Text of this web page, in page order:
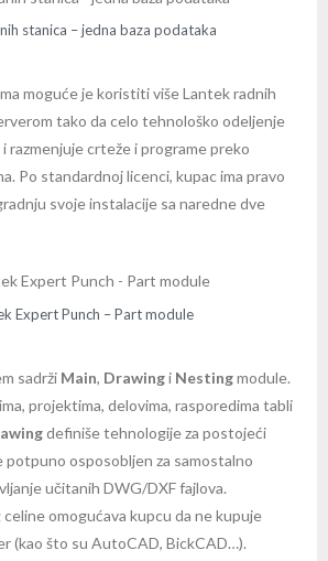
stanica – jedna baza podataka
moguće je koristiti više Lantek radnih
tako da celo tehnološko odeljenje
razmenjuje crteže i programe preko
Po standardnoj licenci, kupac ima pravo
svoje instalacije sa naredne dve
Expert Punch – Part module
sadrži Main, Drawingi Nestingmodule.
projektima, delovima, rasporedima tabli
definiše tehnologije za postojeći
potpuno osposobljen za samostalno
učitanih DWG/DXF fajlova.
omogućava kupcu da ne kupuje
(kao što su AutoCAD, BickCAD…).